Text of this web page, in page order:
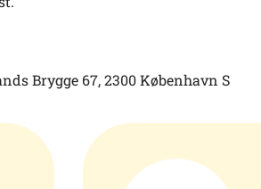
Brygge 67, 2300 København S